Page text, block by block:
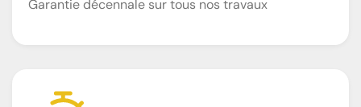
Garantie décennale sur tous nos travaux